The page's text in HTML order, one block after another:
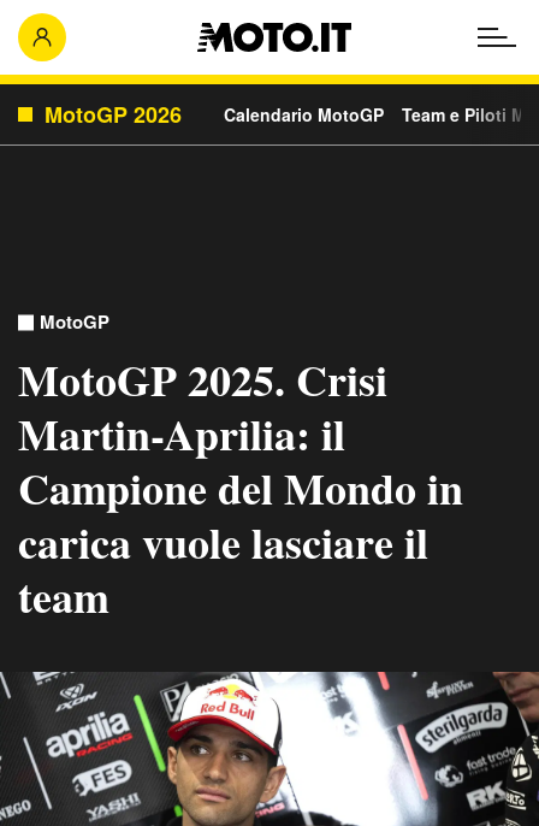
MotoGP 2026 Calendario MotoGP Team e Piloti
MotoGP
MotoGP 2025. Crisi
Martin-Aprilia: il
Campione del Mondo in
carica vuole lasciare il
team